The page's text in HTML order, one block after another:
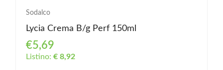
Sodalco
Lycia Crema B/g Perf 150ml
€5,69
Listino: € 8,92